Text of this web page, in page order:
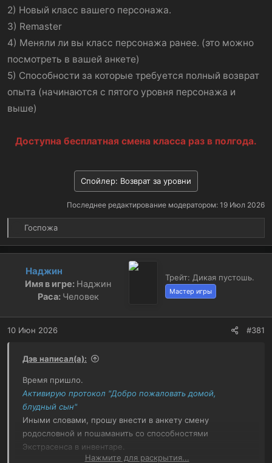
2) Новый класс вашего персонажа.
3) Remaster
4) Меняли ли вы класс персонажа ранее. (это можно
посмотреть в вашей анкете)
5) Способности за которые требуется полный возврат
опыта (начинаются с пятого уровня персонажа и
выше)
Доступна бесплатная смена класса раз в полгода.
Спойлер: Возврат за уровни
Последнее редактирование модератором: 19 Июл 2026
Р
е
ц
и
Госпожа
Наджин
Имя в игре: Наджин
Раса: Человек
Трейт: Дикая пустошь.
Мастер игры
10 Июн 2026 #381
Дэв написал(а):
Время пришло.
Активирую протокол "Добро пожаловать домой,
блудный сын"
Иными словами, прошу внести в анкету смену
родословной и пошаманить со способностями
Экстрасенса в инвентаре.
Нажмите для раскрытия...